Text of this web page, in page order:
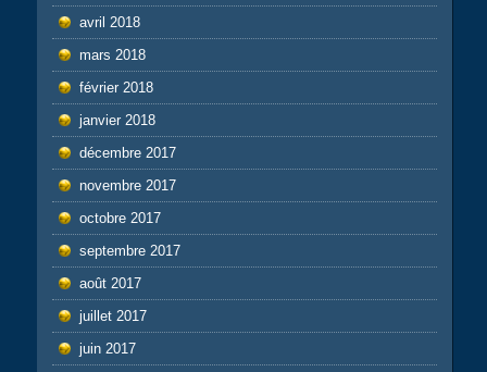
avril 2018
mars 2018
février 2018
janvier 2018
décembre 2017
novembre 2017
octobre 2017
septembre 2017
août 2017
juillet 2017
juin 2017